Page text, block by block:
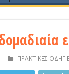
ΠΡΑΚΤΙΚΕΣ